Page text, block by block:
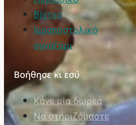
Βίντεο
Ιεραποστολικό
συναξάρι
Βοήθησε κι εσύ
Κάνε μία δωρεά
Να στηριζόμαστε